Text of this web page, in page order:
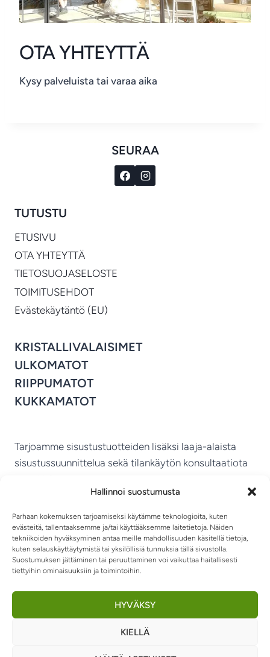
Hallinnoi suostumusta
Parhaan kokemuksen tarjoamiseksi käytämme teknologioita, kuten
evästeitä, tallentaaksemme ja/tai käyttääksemme laitetietoja. Näiden
tekniikoiden hyväksyminen antaa meille mahdollisuuden käsitellä tietoja,
kuten selauskäyttäytymistä tai yksilöllisiä tunnuksia tällä sivustolla.
Suostumuksen jättäminen tai peruuttaminen voi vaikuttaa haitallisesti
tiettyihin ominaisuuksiin ja toimintoihin.
HYVÄKSY
KIELLÄ
OTA YHTEYTTÄ
Kysy palveluista tai varaa aika
SEURAA
TUTUSTU
ETUSIVU
OTA YHTEYTTÄ
TIETOSUOJASELOSTE
TOIMITUSEHDOT
Evästekäytäntö (EU)
KRISTALLIVALAISIMET
ULKOMATOT
RIIPPUMATOT
KUKKAMATOT
Tarjoamme sisustustuotteiden lisäksi laaja-alaista
sisustussuunnittelua sekä tilankäytön konsultaatiota
MIKKELIN VITRIINI KY
TIETOSUOJASELOSTE
RIIPPUMATOT JA -TUOLIT